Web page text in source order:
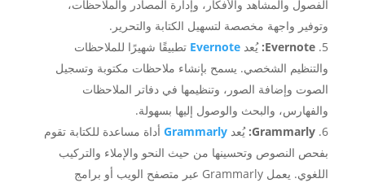
الفصول والمشاهد والأفكار، وإدارة المصادر والملاحظات،
وتوفير واجهة مخصصة لتسهيل الكتابة والتحرير.
Evernote: يُعد Evernote تطبيقًا شهيرًا للملاحظات
والتنظيم الشخصي. يسمح بإنشاء ملاحظات مكتوبة وتسجيل
الصوت وإضافة الصور، وتنظيمها في دفاتر الملاحظات
والفهارس، والبحث والوصول إليها بسهولة.
Grammarly: يُعد Grammarly أداة مساعدة للكتابة تقوم
بفحص النصوص وتحسينها من حيث النحو والإملاء والتركيب
اللغوي. يعمل Grammarly عبر متصفح الويب أو برامج